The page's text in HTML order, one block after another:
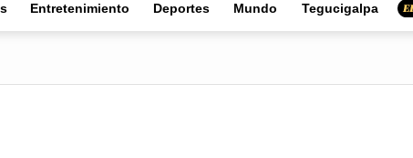
Entretenimiento Deportes Mundo Tegucigalpa